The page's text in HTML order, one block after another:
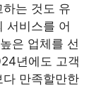
는 것도 유
서비스를 어
은 업체를 선
년에도 고객
만족할만한